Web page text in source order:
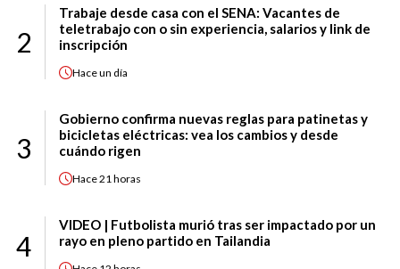
2
Trabaje desde casa con el SENA: Vacantes de
teletrabajo con o sin experiencia, salarios y link de
inscripción
Haceun día
3
Gobierno confirma nuevas reglas para patinetas y
bicicletas eléctricas: vea los cambios y desde
cuándo rigen
Hace21 horas
4
VIDEO | Futbolista murió tras ser impactado por un
rayo en pleno partido en Tailandia